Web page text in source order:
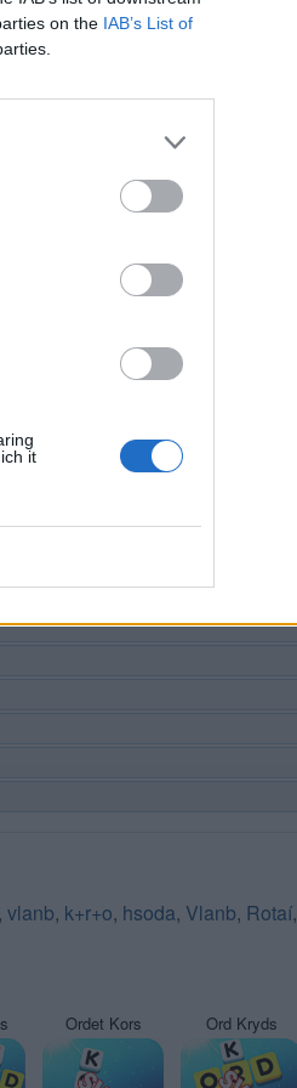
on the IAB’s List of
it
, vlanb, k+r+o, hsoda, Vlanb, Rotaí,
Ordet Kors Ord Kryds